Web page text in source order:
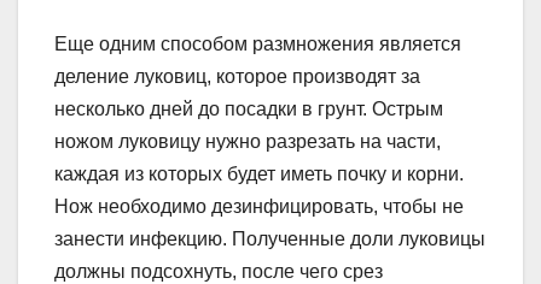
Еще одним способом размножения является
деление луковиц, которое производят за
несколько дней до посадки в грунт. Острым
ножом луковицу нужно разрезать на части,
каждая из которых будет иметь почку и корни.
Нож необходимо дезинфицировать, чтобы не
занести инфекцию. Полученные доли луковицы
должны подсохнуть, после чего срез